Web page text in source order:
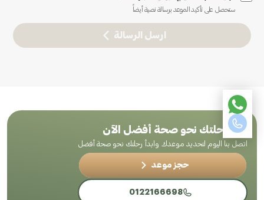
ستحصل على تأكيد الموعد برسالة نصية أيضاً
ارسل الرسالة
ابدأ رحلتك نحو صحة أفضل الآن
اتصل بنا اليوم لتحديد موعدك وابدأ رحلتك نحو صحة أفضل
حجز موعد
0122166698